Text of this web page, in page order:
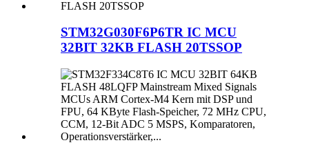
STM32G030F6P6TR IC MCU
32BIT 32KB FLASH 20TSSOP